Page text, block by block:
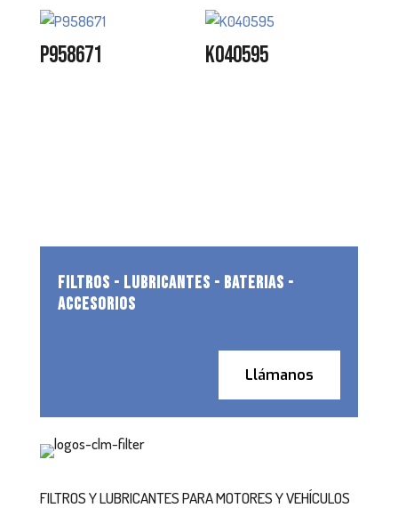
P958671 K040595
FILTROS - LUBRICANTES - BATERIAS -
ACCESORIOS
Llámanos
FILTROS Y LUBRICANTES PARA MOTORES Y VEHÍCULOS